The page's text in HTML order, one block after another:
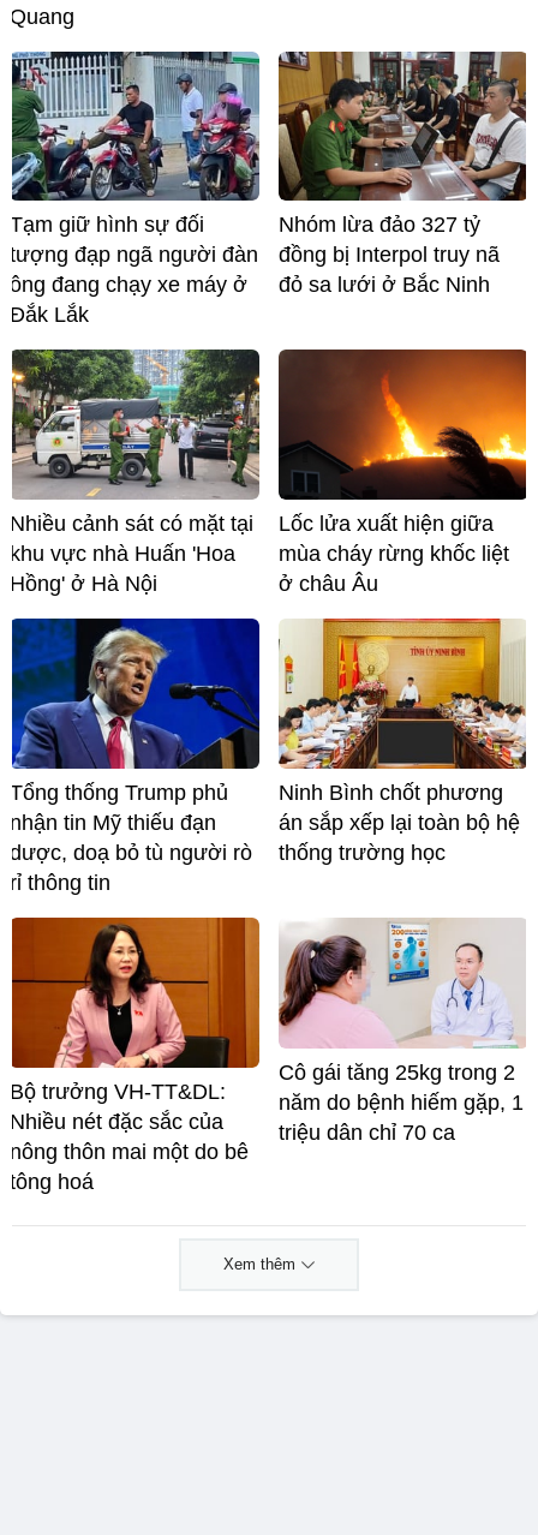
Quang
Tạm giữ hình sự đối
tượng đạp ngã người đàn
ông đang chạy xe máy ở
Đắk Lắk
Nhóm lừa đảo 327 tỷ
đồng bị Interpol truy nã
đỏ sa lưới ở Bắc Ninh
Nhiều cảnh sát có mặt tại
khu vực nhà Huấn 'Hoa
Hồng' ở Hà Nội
Lốc lửa xuất hiện giữa
mùa cháy rừng khốc liệt
ở châu Âu
Tổng thống Trump phủ
nhận tin Mỹ thiếu đạn
dược, doạ bỏ tù người rò
rỉ thông tin
Ninh Bình chốt phương
án sắp xếp lại toàn bộ hệ
thống trường học
Bộ trưởng VH-TT&DL:
Nhiều nét đặc sắc của
nông thôn mai một do bê
tông hoá
Cô gái tăng 25kg trong 2
năm do bệnh hiếm gặp, 1
triệu dân chỉ 70 ca
Xem thêm